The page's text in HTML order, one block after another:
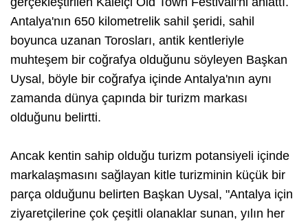
Antalya'nın 650 kilometrelik sahil şeridi, sahil
boyunca uzanan Torosları, antik kentleriyle
muhteşem bir coğrafya olduğunu söyleyen Başkan
Uysal, böyle bir coğrafya içinde Antalya'nın aynı
zamanda dünya çapında bir turizm markası
olduğunu belirtti.
Ancak kentin sahip olduğu turizm potansiyeli içinde
markalaşmasını sağlayan kitle turizminin küçük bir
parça olduğunu belirten Başkan Uysal, "Antalya için
ziyaretçilerine çok çeşitli olanaklar sunan, yılın her